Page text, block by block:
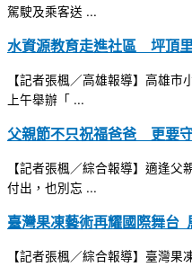
駕駛及乘客送 ...
水資源教育走進社區 坪頂
【記者張楓／高雄報導】高雄市
上午舉辦「 ...
父親節不只祝福爸爸 更要
【記者張楓／綜合報導】適逢
付出，也別忘 ...
臺灣果凍藝術再耀國際舞台
【記者張楓／綜合報導】臺灣